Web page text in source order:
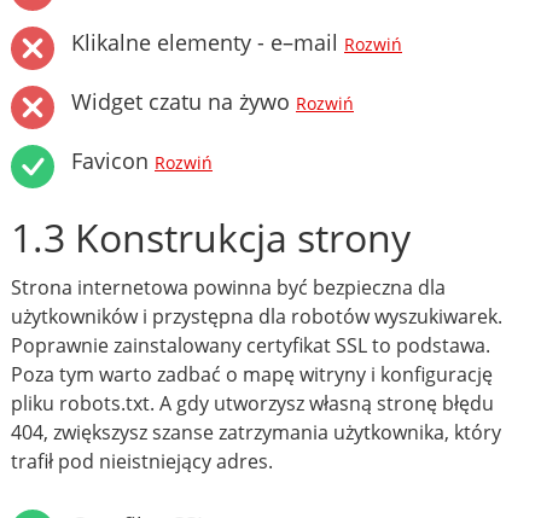
Klikalne elementy - e–mail Rozwiń
Widget czatu na żywo Rozwiń
Favicon Rozwiń
1.3 Konstrukcja strony
Strona internetowa powinna być bezpieczna dla
użytkowników i przystępna dla robotów wyszukiwarek.
Poprawnie zainstalowany certyfikat SSL to podstawa.
Poza tym warto zadbać o mapę witryny i konfigurację
pliku robots.txt. A gdy utworzysz własną stronę błędu
404, zwiększysz szanse zatrzymania użytkownika, który
trafił pod nieistniejący adres.